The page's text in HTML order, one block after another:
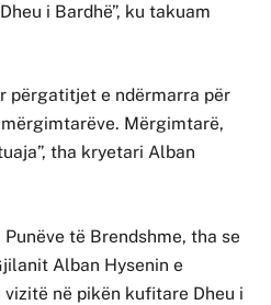
i Bardhë”, ku takuam
përgatitjet e ndërmarra për
Mërgimtarë,
tha kryetari Alban
të Brendshme, tha se
Alban Hysenin e
në pikën kufitare Dheu i